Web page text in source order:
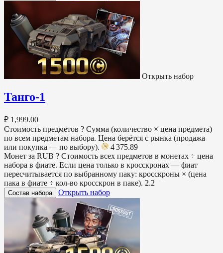
Открыть набор
Танго-1
₽ 1,999.00
Стоимость предметов ? Сумма (количество × цена предмета)
по всем предметам набора. Цена берётся с рынка (продажа
или покупка — по выбору).
4 375.89
Монет за RUB ? Стоимость всех предметов в монетах ÷ цена
набора в фиате. Если цена только в кросскронах — фиат
пересчитывается по выбранному паку: кросскроны × (цена
пака в фиате ÷ кол-во кросскрон в паке). 2.2
Состав набора Открыть набор